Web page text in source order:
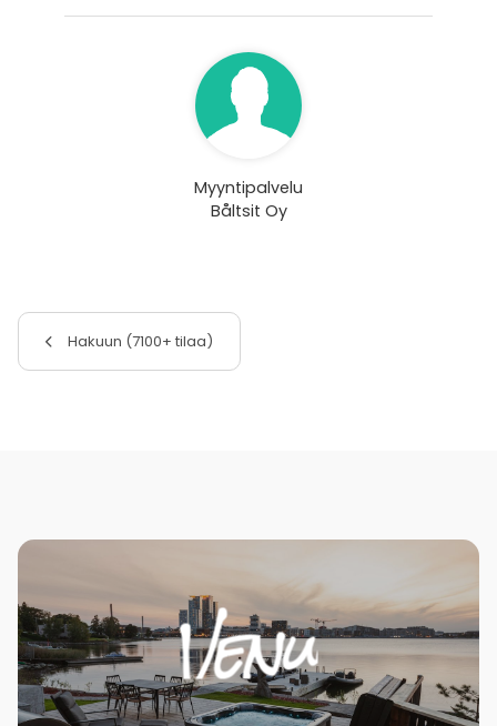
Myyntipalvelu
Båltsit Oy
Hakuun (7100+ tilaa)